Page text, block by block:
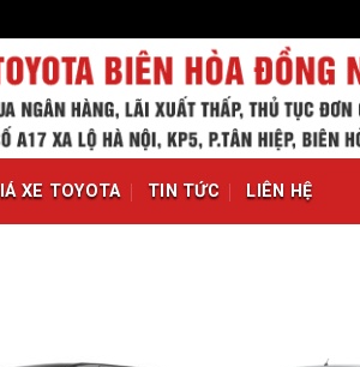
XE TOYOTA TIN TỨC LIÊN HỆ